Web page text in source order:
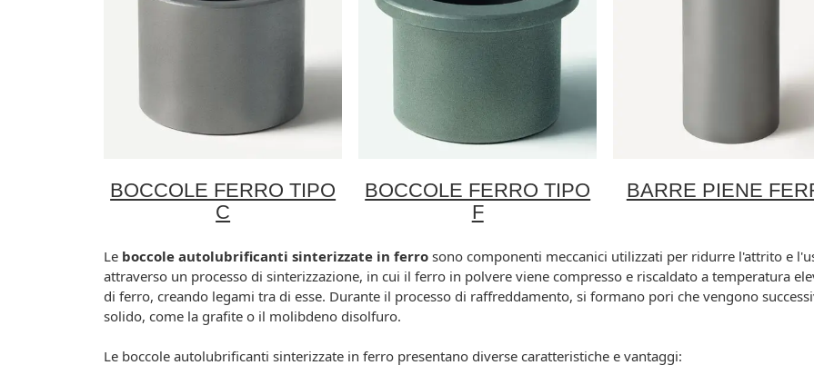
BOCCOLE FERRO TIPO
C
BOCCOLE FERRO TIPO
F
BARRE PIENE
Le boccole autolubrificanti sinterizzate in ferro sono componenti meccanici utilizzati per ridurre l'attrito e
attraverso un processo di sinterizzazione, in cui il ferro in polvere viene compresso e riscaldato a temperatura
di ferro, creando legami tra di esse. Durante il processo di raffreddamento, si formano pori che vengono
solido, come la grafite o il molibdeno disolfuro.
Le boccole autolubrificanti sinterizzate in ferro presentano diverse caratteristiche e vantaggi: